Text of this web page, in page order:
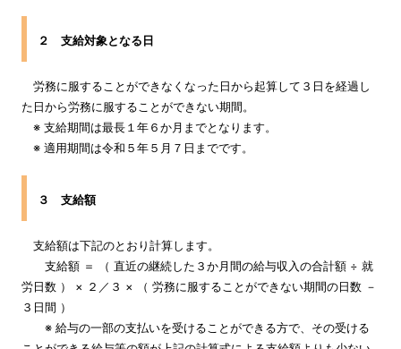
２ 支給対象となる日
労務に服することができなくなった日から起算して３日を経過し
た日から労務に服することができない期間。
※ 支給期間は最長１年６か月までとなります。
※ 適用期間は令和５年５月７日までです。
３ 支給額
支給額は下記のとおり計算します。
支給額 ＝ （ 直近の継続した３か月間の給与収入の合計額 ÷ 就
労日数 ） × ２／３ × （ 労務に服することができない期間の日数 －
３日間 ）
※ 給与の一部の支払いを受けることができる方で、その受ける